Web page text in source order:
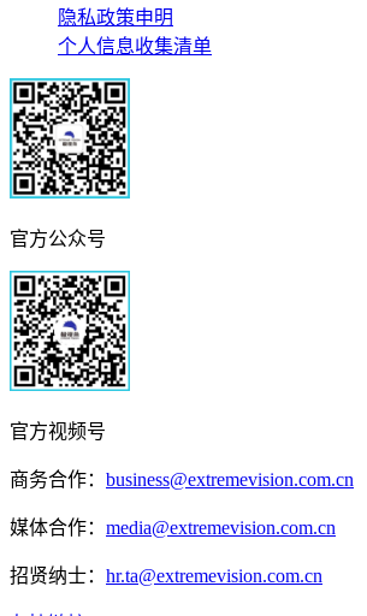
隐私政策申明
个人信息收集清单
官方公众号
官方视频号
商务合作： business@extremevision.com.cn
媒体合作： media@extremevision.com.cn
招贤纳士： hr.ta@extremevision.com.cn